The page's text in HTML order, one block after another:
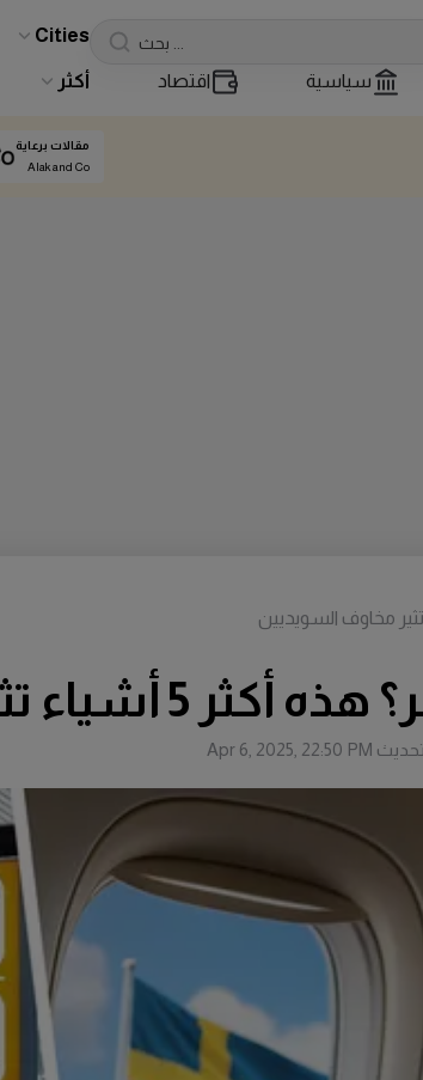
Cities
سياسية اقتصاد أكثر
مقالات برعاية
Alak and Co
Apr 6, 2025, 22:50 PM
مخاوف السويديين